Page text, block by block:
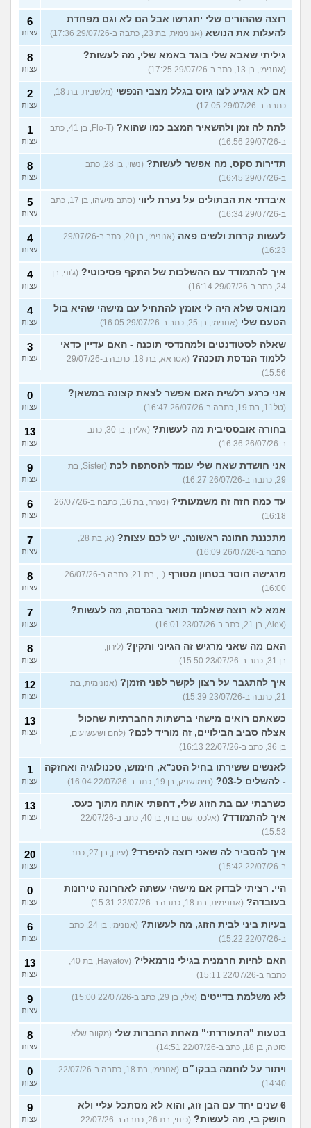
רוצה שההורים שלי יתגרשו אבל הם לא וגם מפחדת
להעלות את הנושא (אנונימית, בת 23, כתבה ב-29/07/26 17:36)
6
עצות
גיליתי שאבא שלי בוגד באמא שלי, מה לעשות?
(אנונימי, בן 13, כתב ב-29/07/26 17:25)
8
עצות
אם לא אגיע לצו גיוס בגלל מצבי הנפשי
(מלשבית, בת 18,
כתבה ב-29/07/26 17:05)
2
עצות
לתת לה זמן ולהשאיר המצב כמו שהוא?
(Flo-T, בן 41, כתב
ב-29/07/26 16:56)
1
עצות
תדירות סקס, מה אפשר לעשות?
(נשוי, בן 28, כתב
ב-29/07/26 16:45)
8
עצות
איבדתי את הבתולים על נערת ליווי
(סתם מישהו, בן 17, כתב
ב-29/07/26 16:34)
5
עצות
לעשות קרחת ולשים פאה
(אנונימי, בן 20, כתב ב-29/07/26
16:23)
4
עצות
איך להתמודד עם ההשלכות של התקף פסיכוטי? (ג'וני, בן
24, כתב ב-29/07/26 16:14)
4
עצות
מבואס שלא היה לי אומץ להתחיל עם מישהי שהיא בול
הטעם שלי (אנונימי, בן 25, כתב ב-29/07/26 16:05)
4
עצות
שאלה לסטודנטים ולמהנדסי תוכנה - האם עדיין כדאי
ללמוד הנדסת תוכנה?
(אסראא, בת 18, כתבה ב-29/07/26
15:56)
3
עצות
אני כרגע רלשית האם אפשר לצאת קצונה במשאן?
(טל11, בת 19, כתבה ב-26/07/26 16:47)
0
עצות
בחורה אובססיבית מה לעשות?
(אלירן, בן 30, כתב
ב-26/07/26 16:36)
13
עצות
אני חושדת שאח שלי עומד להסתפח לכת
(Sister, בת
29, כתבה ב-26/07/26 16:27)
9
עצות
עד כמה חזה זה משמעותי?
(נערה, בת 16, כתבה ב-26/07/26
16:18)
6
עצות
מתכננת חתונה ראשונה, יש לכם עצות?
(א, בת 28,
כתבה ב-26/07/26 16:09)
7
עצות
מרגישה חוסר בטחון מטורף
(.., בת 21, כתבה ב-26/07/26
16:00)
8
עצות
אמא לא רוצה שאלמד תואר בהנדסה, מה לעשות?
(Alex, בן 21, כתב ב-23/07/26 16:01)
7
עצות
האם מה שאני מרגיש זה הגיוני ותקין? (לירון,
בן 31, כתב ב-23/07/26 15:50)
8
עצות
איך להתגבר על רצון לקשר לפני הזמן? (אנונימית, בת
21, כתבה ב-23/07/26 15:39)
12
עצות
כשאתם רואים מישהי ברשתות החברתיות שהכול
אצלה סביב הבילויים, זה מוריד לכם? (לחם ושעשועים,
בן 36, כתב ב-22/07/26 16:13)
13
עצות
לאנשים ששירתו בחיל הטנ"א, חימוש, טכנולוגיה ואחזקה
- להשלים ל-03?
(חימושניק, בן 19, כתב ב-22/07/26 16:04)
1
עצות
כשרבתי עם בת הזוג שלי, דחפתי אותה מתוך כעס.
איך להתמודד?
(אלכס, שם בדוי, בן 40, כתב ב-22/07/26
15:53)
13
עצות
איך להסביר לה שאני רוצה להיפרד?
(עידן, בן 27, כתב
ב-22/07/26 15:42)
20
עצות
היי. רציתי לבדוק אם מישהי עשתה לאחרונה טירונות
בעובדה? (אנונימית, בת 18, כתבה ב-22/07/26 15:31)
0
עצות
בעיות ביני לבית הזוג, מה לעשות?
(אנונימי, בן 24, כתב
ב-22/07/26 15:22)
6
עצות
האם להיות חרמנית בגילי נורמאלי?
(Hayatov, בת 40,
כתבה ב-22/07/26 15:11)
13
עצות
לא משלמת בדייטים (אלי, בן 29, כתב ב-22/07/26 15:00) 9
עצות
בטעות "התעוררתי" מאחת החברות שלי (מקווה שלא
סוטה, בן 18, כתב ב-22/07/26 14:51)
8
עצות
ויתור על לוחמה בבקו״ם
(אנונימי, בת 18, כתבה ב-22/07/26
14:40)
0
עצות
6 שנים יחד עם הבן זוג, והוא לא מסתכל עליי ולא
חושק בי, מה לעשות?
(כינוי, בת 26, כתבה ב-22/07/26
9
עצות